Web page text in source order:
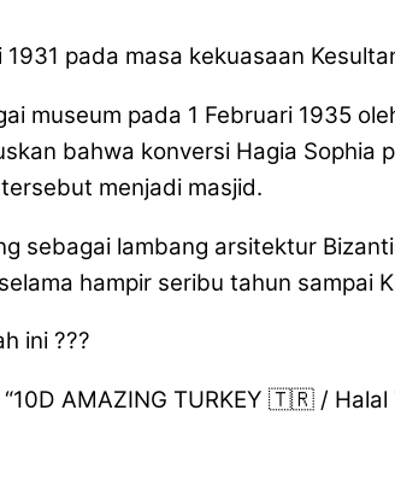
pada masa kekuasaan
museum pada 1 Februari 1935
bahwa konversi Hagia Sophia
menjadi masjid.
sebagai lambang arsitektur
hampir seribu tahun sampai
ini ???
AMAZING TURKEY 🇹🇷 /